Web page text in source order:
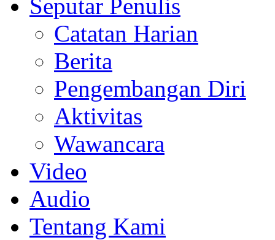
Seputar Penulis
Catatan Harian
Berita
Pengembangan Diri
Aktivitas
Wawancara
Video
Audio
Tentang Kami